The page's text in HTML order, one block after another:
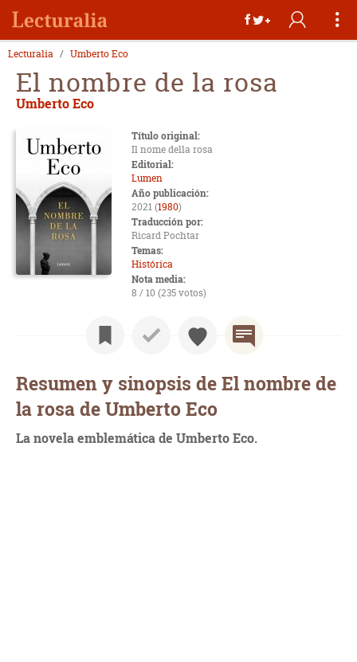
Lecturalia Umberto Eco
El nombre de la rosa
Umberto Eco
Título original:
Il nome della rosa
Editorial:
Lumen
Año publicación:
2021 (1980)
Traducción por:
Ricard Pochtar
Temas:
Histórica
Nota media:
8 / 10 (235 votos)
Resumen y sinopsis de El nombre de
la rosa de Umberto Eco
La novela emblemática de Umberto Eco.